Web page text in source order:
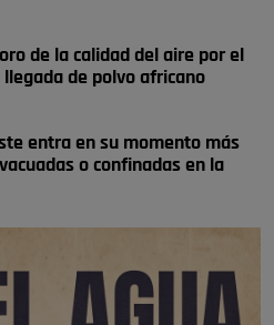
comisario de la …
de la calidad del aire por el
de polvo africano
entra en su momento más
o confinadas en la